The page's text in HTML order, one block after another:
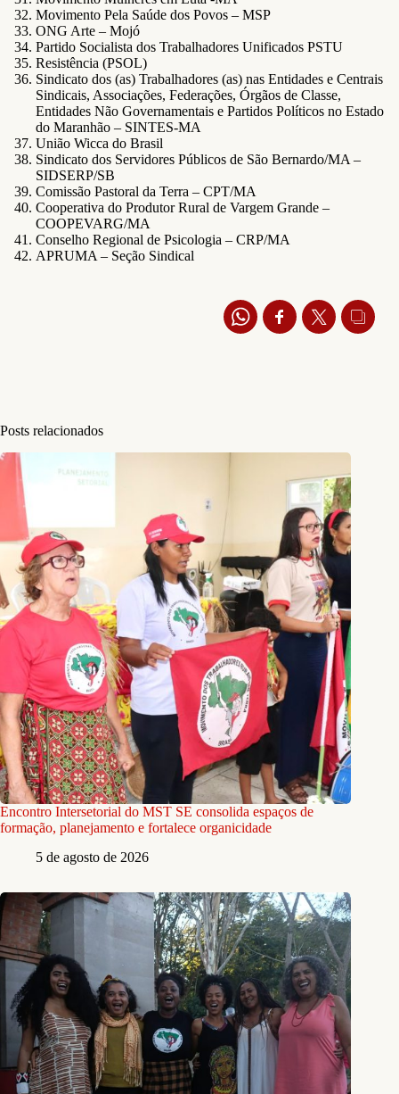
Movimento Pela Saúde dos Povos – MSP
ONG Arte – Mojó
Partido Socialista dos Trabalhadores Unificados PSTU
Resistência (PSOL)
Sindicato dos (as) Trabalhadores (as) nas Entidades e Centrais
Sindicais, Associações, Federações, Órgãos de Classe,
Entidades Não Governamentais e Partidos Políticos no Estado
do Maranhão – SINTES-MA
União Wicca do Brasil
Sindicato dos Servidores Públicos de São Bernardo/MA –
SIDSERP/SB
Comissão Pastoral da Terra – CPT/MA
Cooperativa do Produtor Rural de Vargem Grande –
COOPEVARG/MA
Conselho Regional de Psicologia – CRP/MA
APRUMA – Seção Sindical
Posts relacionados
Encontro Intersetorial do MST SE consolida espaços de
formação, planejamento e fortalece organicidade
5 de agosto de 2026